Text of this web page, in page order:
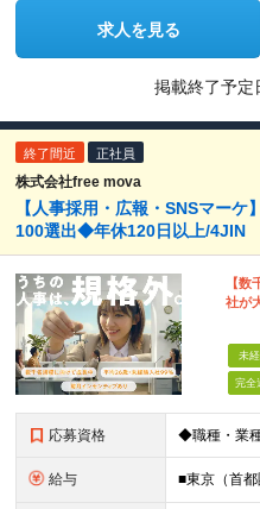
求人を見る
掲載終了予定
終了間近 正社員
株式会社free mova
【人事採用・広報・SNSマー
100選出◆年休120日以上/4JIN
【
社が
未
完全
応募資格
給与